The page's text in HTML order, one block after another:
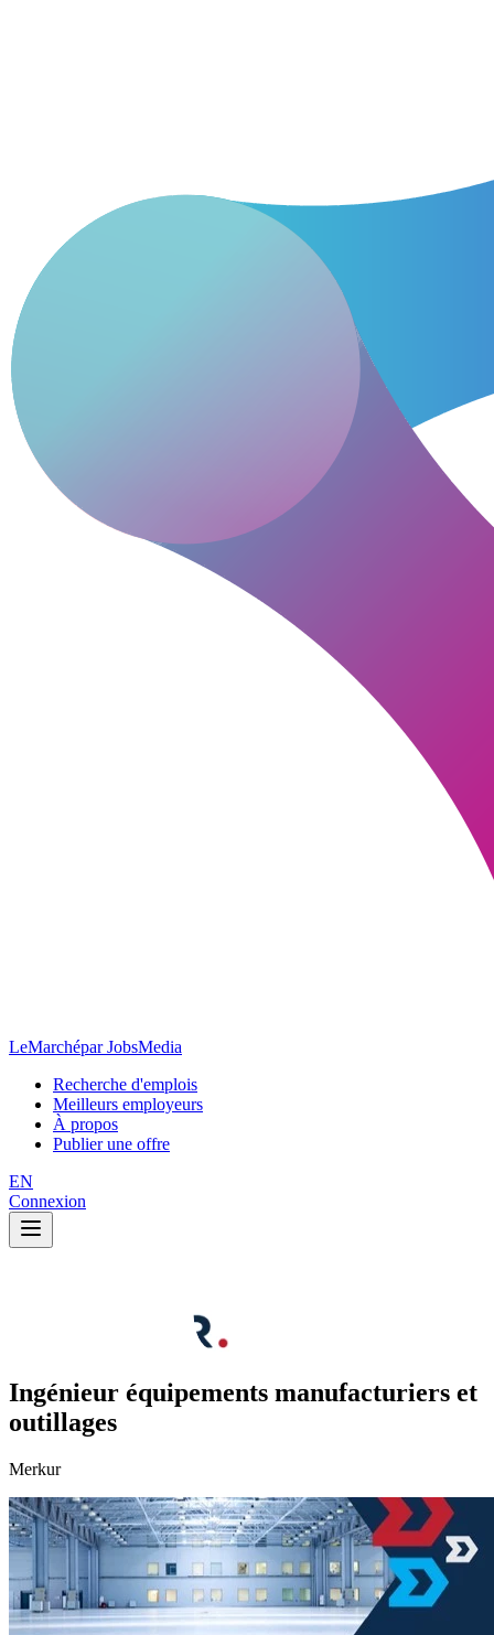
LeMarchépar JobsMedia
Recherche d'emplois
Meilleurs employeurs
À propos
Publier une offre
EN
Connexion
Ingénieur équipements manufacturiers et
outillages
Merkur